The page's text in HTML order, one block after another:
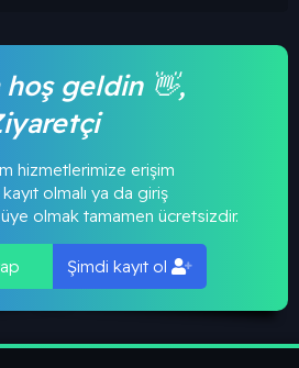
hoş geldin 👋,
hizmetlerimize erişim
olmalı ya da giriş
üye olmak tamamen ücretsizdir.
Şimdi kayıt ol